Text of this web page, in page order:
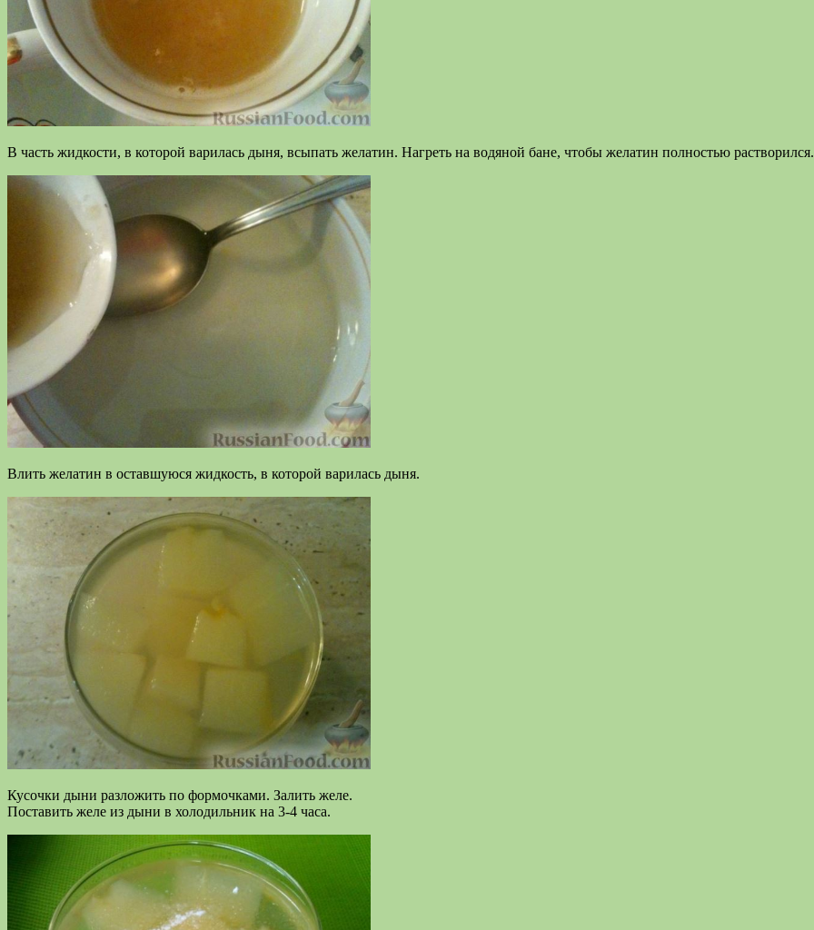
В часть жидкости, в которой варилась дыня, всыпать желатин. Нагреть на водяной бане, чтобы желатин полностью растворился.
Влить желатин в оставшуюся жидкость, в которой варилась дыня.
Кусочки дыни разложить по формочками. Залить желе.
Поставить желе из дыни в холодильник на 3-4 часа.